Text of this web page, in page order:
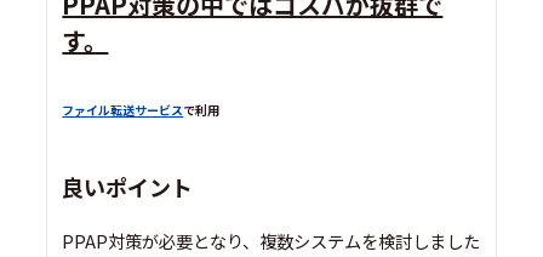
す。
ファイル転送サービスで利用
良いポイント
PPAP対策が必要となり、複数システムを検討しました